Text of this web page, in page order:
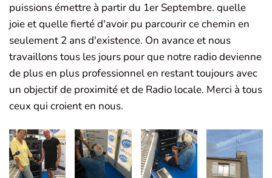
puissions émettre à partir du 1er Septembre. quelle
joie et quelle fierté d'avoir pu parcourir ce chemin en
seulement 2 ans d'existence. On avance et nous
travaillons tous les jours pour que notre radio devienne
de plus en plus professionnel en restant toujours avec
un objectif de proximité et de Radio locale. Merci à tous
ceux qui croient en nous.